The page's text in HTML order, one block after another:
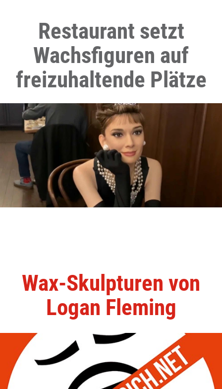
Restaurant setzt
Wachsfiguren auf
freizuhaltende Plätze
Wax-Skulpturen von
Logan Fleming